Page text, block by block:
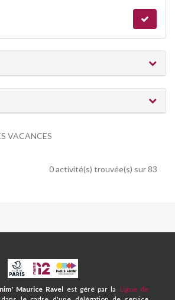
VACANCES
0 activité(s) trouvée(s) sur 83
CPA
ET
CENTRE
Maurice Ravel est géré par la Ligue de